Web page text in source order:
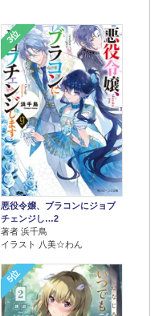
3位
悪役令嬢、ブラコンにジョブ
チェンジし…2
著者 浜千鳥
イラスト 八美☆わん
5位